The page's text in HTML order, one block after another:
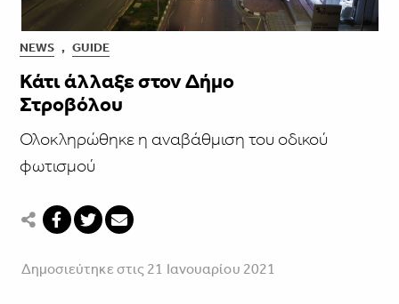
NEWS , GUIDE
Κάτι άλλαξε στον Δήμο
Στροβόλου
Ολοκληρώθηκε η αναβάθμιση του οδικού
φωτισμού
Δημοσιεύτηκε στις 21 Ιανουαρίου 2021